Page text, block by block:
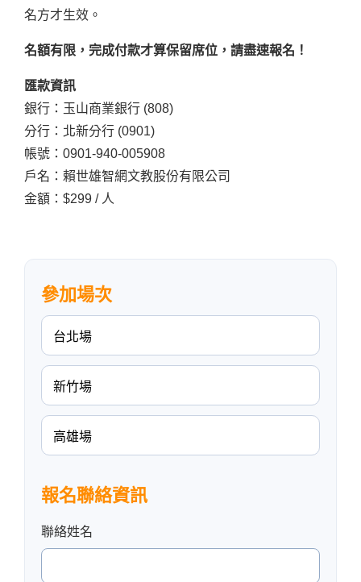
名方才生效。
名額有限，完成付款才算保留席位，請盡速報名！
匯款資訊
銀行：玉山商業銀行 (808)
分行：北新分行 (0901)
帳號：0901-940-005908
戶名：賴世雄智網文教股份有限公司
金額：$299 / 人
參加場次
台北場
新竹場
高雄場
報名聯絡資訊
聯絡姓名